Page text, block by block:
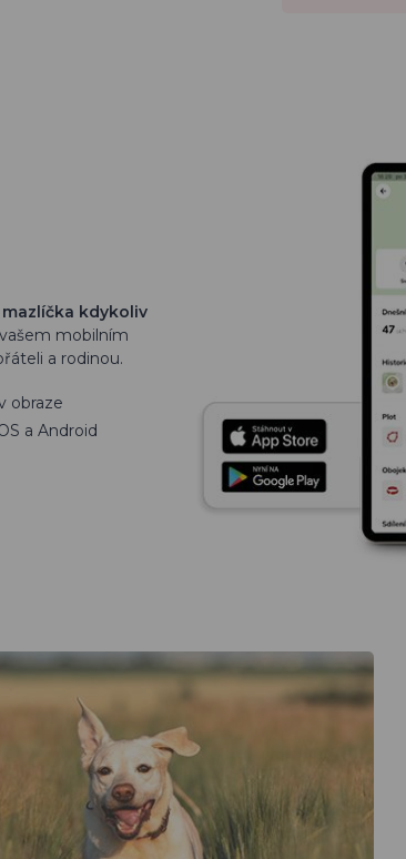
kdykoliv
mobilním
a rodinou.
obraze
a Android